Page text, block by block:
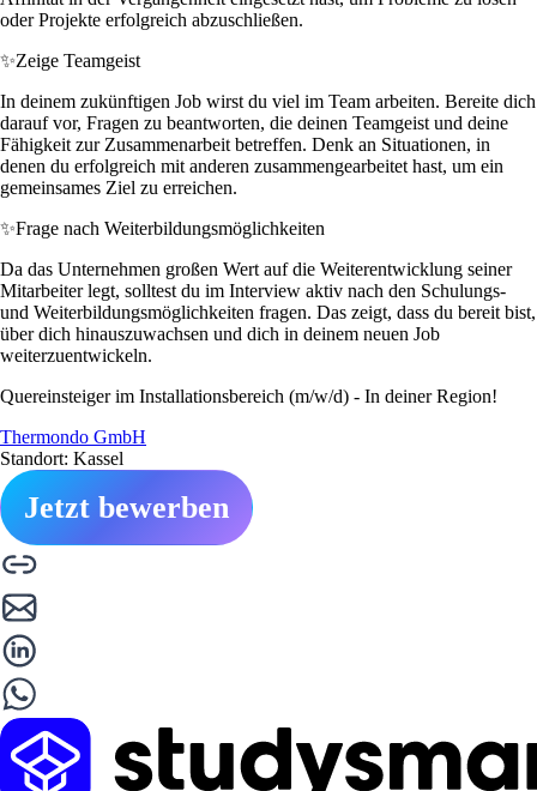
oder Projekte erfolgreich abzuschließen.
✨Zeige Teamgeist
In deinem zukünftigen Job wirst du viel im Team arbeiten. Bereite dich
darauf vor, Fragen zu beantworten, die deinen Teamgeist und deine
Fähigkeit zur Zusammenarbeit betreffen. Denk an Situationen, in
denen du erfolgreich mit anderen zusammengearbeitet hast, um ein
gemeinsames Ziel zu erreichen.
✨Frage nach Weiterbildungsmöglichkeiten
Da das Unternehmen großen Wert auf die Weiterentwicklung seiner
Mitarbeiter legt, solltest du im Interview aktiv nach den Schulungs-
und Weiterbildungsmöglichkeiten fragen. Das zeigt, dass du bereit bist,
über dich hinauszuwachsen und dich in deinem neuen Job
weiterzuentwickeln.
Quereinsteiger im Installationsbereich (m/w/d) - In deiner Region!
Thermondo GmbH
Standort: Kassel
Jetzt bewerben